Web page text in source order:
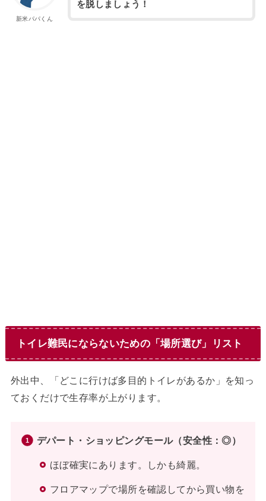
新米パパくん
を脱しましょう！
トイレ難民にならないための「場所選び」リスト
外出中、「どこに行けば多目的トイレがあるか」を知っ
ておくだけで生存率が上がります。
デパート・ショッピングモール（安全性：◎）
ほぼ確実にあります。しかも綺麗。
フロアマップで場所を確認してから買い物を